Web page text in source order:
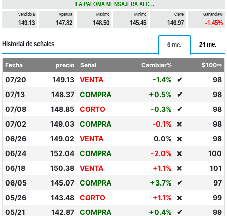
LA PALOMA MENSAJERA ALC...
Vendido a
149.13
Apertura
147.82
Máximo
148.50
Mínimo
145.45
Cierre
146.97
Ganancia%
-1.45%
Historial de señales 6 me. 24 me.
Fecha precio Señal Cambiar% $100⇨
07/20 149.13 VENTA -1.4% ✔
98
07/13
148.37 COMPRA +0.5% ✔
98
07/08
148.85 CORTO -0.3% ✔
98
07/02
149.03 COMPRA -0.1% ❌
98
06/26
149.02 VENTA 0.0% ❌
98
06/24
152.04 COMPRA -2.0% ❌
100
06/18
150.38 VENTA +1.1% ❌
101
06/05
145.07 COMPRA +3.7% ✔
97
05/26
143.48 CORTO +1.1% ❌
99
05/21
142.87 COMPRA +0.4% ✔
99